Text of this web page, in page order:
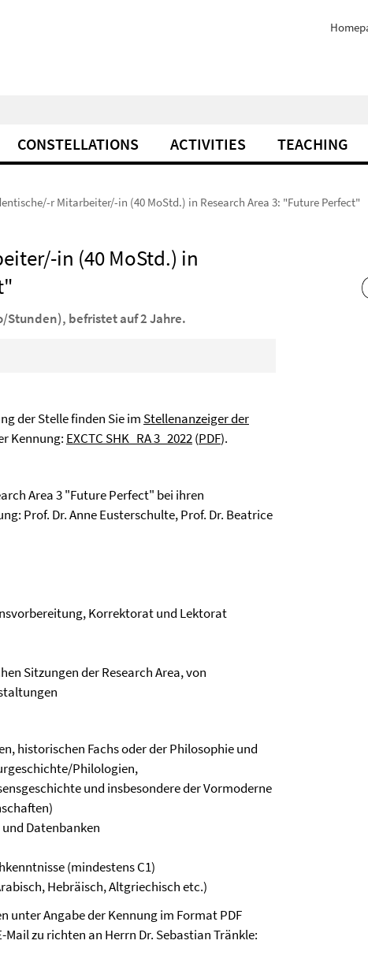
CONSTELLATIONS ACTIVITIES TEACHING
r Mitarbeiter/-in (40 MoStd.) in Research Area 3: "Future Perfect"
in (40 MoStd.) in
Stunden), befristet auf 2 Jahre.
der Stelle finden Sie im Stellenanzeiger der
Kennung: EXCTC SHK_RA 3_2022(PDF).
Area 3 "Future Perfect" bei ihren
Prof. Dr. Anne Eusterschulte, Prof. Dr. Beatrice
Korrektorat und Lektorat
Sitzungen der Research Area, von
historischen Fachs oder der Philosophie und
Philologien,
und insbesondere der Vormoderne
Datenbanken
(mindestens C1)
Hebräisch, Altgriechisch etc.)
unter Angabe der Kennung im Format PDF
zu richten an Herrn Dr. Sebastian Tränkle: